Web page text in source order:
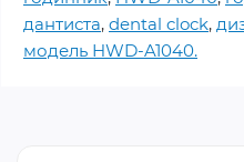
дантиста, dental clock,
модель HWD-A1040.